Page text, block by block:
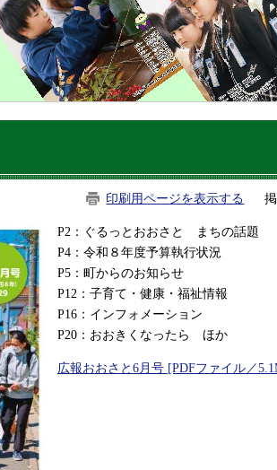
印刷用ページを表示する 掲
P2：ぐるっとおおさと まちの話題
P4：令和８年度予算執行状況
P5：町からのお知らせ
P12：子育て・健康・福祉情報
P16：インフォメーション
P20：おおきくなったら ほか
広報おおさと6月号 [PDFファイル／